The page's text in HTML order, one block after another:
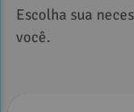
Escolha sua
você.